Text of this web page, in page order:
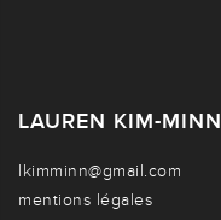
LAUREN KIM-MINN
lkimminn@gmail.com
mentions légales